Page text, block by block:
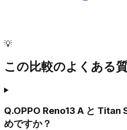
💡
この比較のよくある
Q.OPPO Reno13 A と Titan
めですか？